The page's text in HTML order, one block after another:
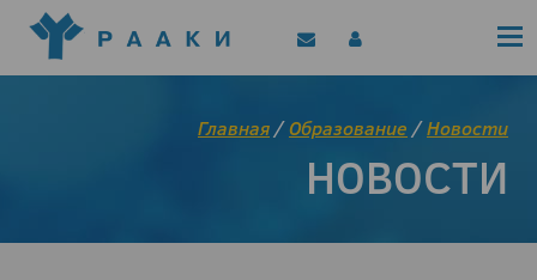
Клинические рекомендации
Позиционные документы
EAACI/РААКИ (статьи)
Цифровой канал
Главная/Образование /Новости
НОВОСТИ